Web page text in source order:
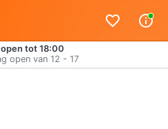
open tot 18:00
open van 12 - 17